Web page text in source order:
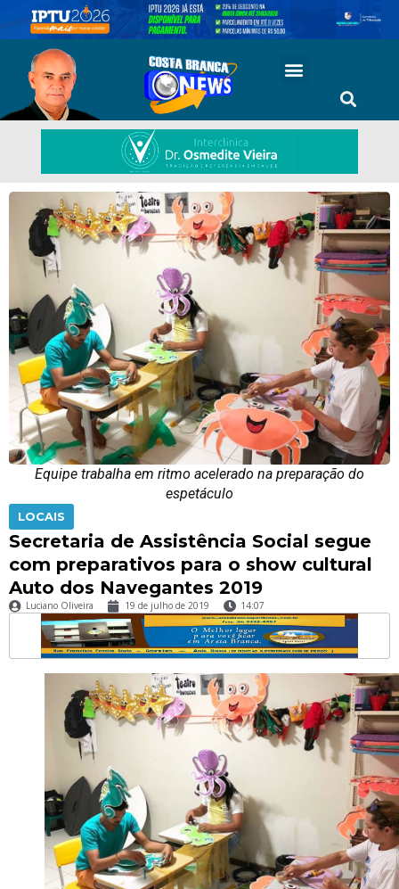
Equipe trabalha em ritmo acelerado na preparação do
espetáculo
LOCAIS
Secretaria de Assistência Social segue
com preparativos para o show cultural
Auto dos Navegantes 2019
Luciano Oliveira 19 de julho de 2019 14:07